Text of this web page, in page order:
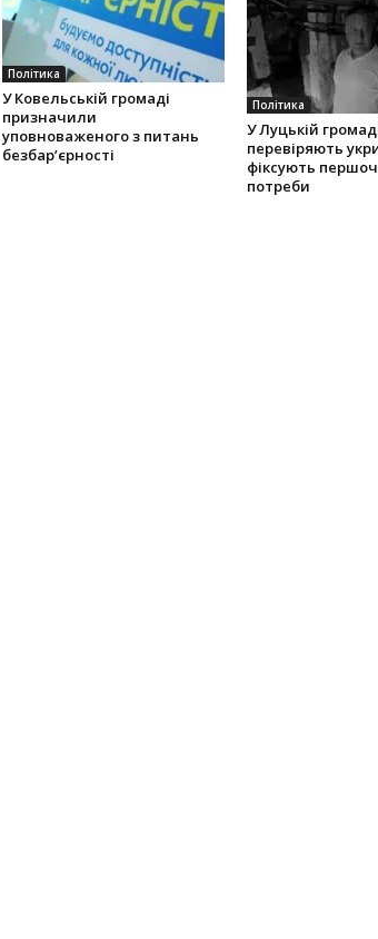
Політика
У Ковельській громаді
призначили
уповноваженого з питань
безбар’єрності
Політика
У Луцькій
перевіряють
фіксують
потреби